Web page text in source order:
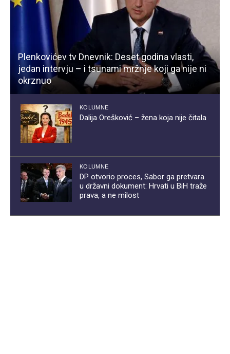
Plenkovićev tv Dnevnik: Deset godina vlasti,
jedan intervju – i tsunami mržnje koji ga nije ni
okrznuo
KOLUMNE
Dalija Orešković – žena koja nije čitala
KOLUMNE
DP otvorio proces, Sabor ga pretvara
u državni dokument: Hrvati u BiH traže
prava, a ne milost